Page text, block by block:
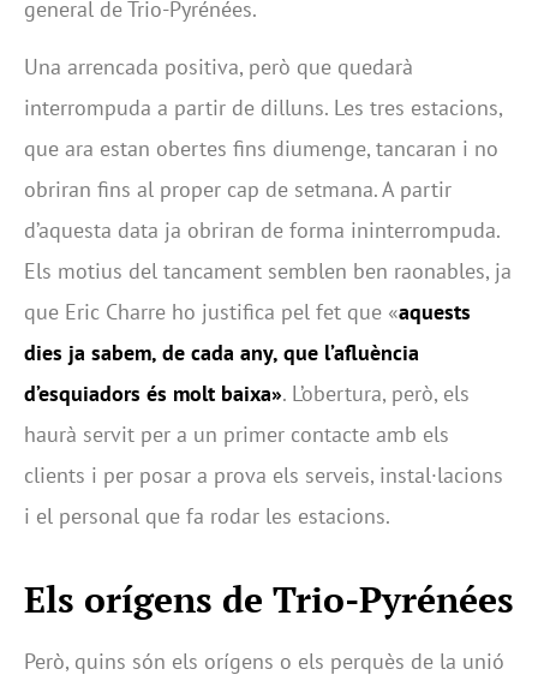
general de Trio-Pyrénées.
Una arrencada positiva, però que quedarà
interrompuda a partir de dilluns. Les tres estacions,
que ara estan obertes fins diumenge, tancaran i no
obriran fins al proper cap de setmana. A partir
d’aquesta data ja obriran de forma ininterrompuda.
Els motius del tancament semblen ben raonables, ja
que Eric Charre ho justifica pel fet que «aquests
dies ja sabem, de cada any, que l’afluència
d’esquiadors és molt baixa». L’obertura, però, els
haurà servit per a un primer contacte amb els
clients i per posar a prova els serveis, instal·lacions
i el personal que fa rodar les estacions.
Els orígens de Trio-Pyrénées
Però, quins són els orígens o els perquès de la unió